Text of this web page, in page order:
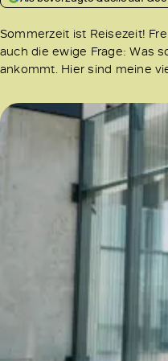
Sommerzeit ist Reisezeit!
auch die ewige Frage: Was
ankommt. Hier sind meine